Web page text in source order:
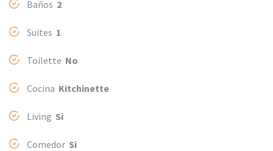
Baños 2
Suites 1
Toilette No
Cocina Kitchinette
Living Si
Comedor Si